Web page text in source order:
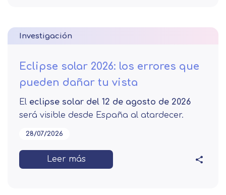
Investigación
Eclipse solar 2026: los errores que
pueden dañar tu vista
El eclipse solar del 12 de agosto de 2026
será visible desde España al atardecer.
28/07/2026
Leer más